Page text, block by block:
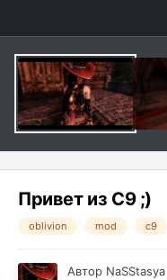
Привет из C9 ;)
oblivion mod c9
Автор NaSStasya